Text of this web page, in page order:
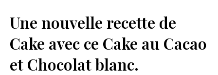
Une nouvelle recette de
Cake avec ce Cake au Cacao
et Chocolat blanc.